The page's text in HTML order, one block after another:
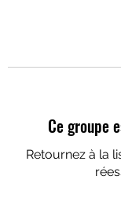
Ce groupe
Retournez à la